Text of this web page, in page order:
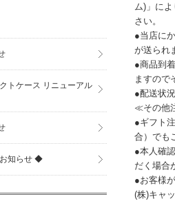
ム)」に
さい。
●当店に
が送られ
●商品到
ますので
●配送状
≪その他
●ギフト
合）でも
●本人確
だく場合
●お客様
(株)キャ
トケース リニューアル
知らせ ◆